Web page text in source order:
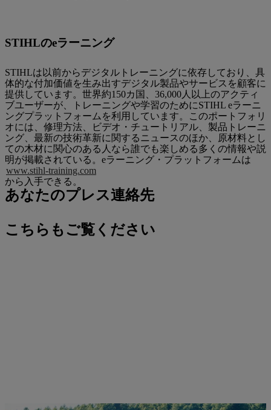
STIHLのeラーニング
STIHLは以前からデジタルトレーニングに依存しており、具
体的な付加価値を生み出すデジタル製品やサービスを顧客に
提供しています。世界約150カ国、36,000人以上のアクティ
ブユーザーが、トレーニングや学習のためにSTIHL eラーニ
ングプラットフォームを利用しています。このポートフォリ
オには、修理方法、ビデオ・チュートリアル、製品トレーニ
ング、最新の技術革新に関するニュースのほか、原材料とし
ての木材に関心のある人なら誰でも楽しめる多くの情報や説
明が掲載されている。eラーニング・プラットフォームは
www.stihl-training.com
から入手できる。
あなたのプレス連絡先
こちらもご覧ください